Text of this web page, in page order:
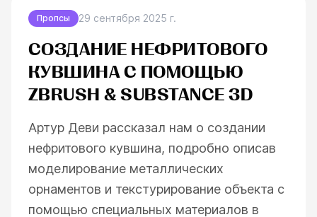
Пропсы 29 сентября 2025 г.
СОЗДАНИЕ НЕФРИТОВОГО
КУВШИНА С ПОМОЩЬЮ
ZBRUSH & SUBSTANCE 3D
Артур Деви рассказал нам о создании
нефритового кувшина, подробно описав
моделирование металлических
орнаментов и текстурирование объекта с
помощью специальных материалов в